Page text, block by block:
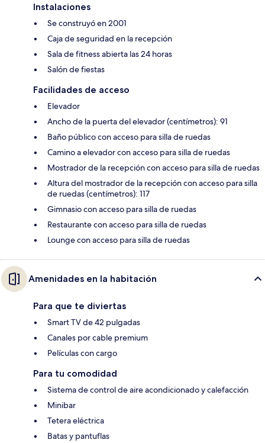
Instalaciones
Se construyó en 2001
Caja de seguridad en la recepción
Sala de fitness abierta las 24 horas
Salón de fiestas
Facilidades de acceso
Elevador
Ancho de la puerta del elevador (centímetros): 91
Baño público con acceso para silla de ruedas
Camino a elevador con acceso para silla de ruedas
Mostrador de la recepción con acceso para silla de ruedas
Altura del mostrador de la recepción con acceso para silla
de ruedas (centímetros): 117
Gimnasio con acceso para silla de ruedas
Restaurante con acceso para silla de ruedas
Lounge con acceso para silla de ruedas
Amenidades en la habitación
Para que te diviertas
Smart TV de 42 pulgadas
Canales por cable premium
Películas con cargo
Para tu comodidad
Sistema de control de aire acondicionado y calefacción
Minibar
Tetera eléctrica
Batas y pantuflas